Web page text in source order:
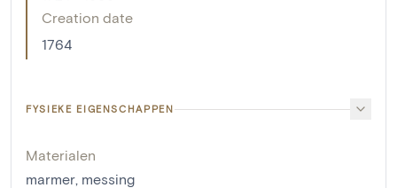
Creation date
1764
FYSIEKE EIGENSCHAPPEN
Materialen
marmer, messing